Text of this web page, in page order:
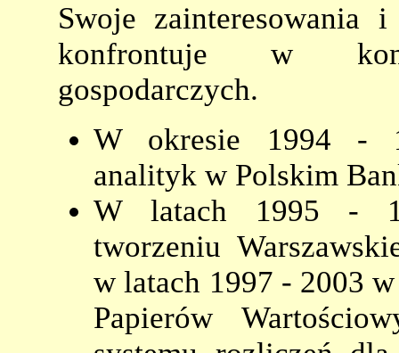
Swoje zainteresowania
konfrontuje w
gospodarczych.
W okresie 1994 -
analityk w Polskim
W latach 1995 -
tworzeniu
w latach 1997 - 2003
Papierów